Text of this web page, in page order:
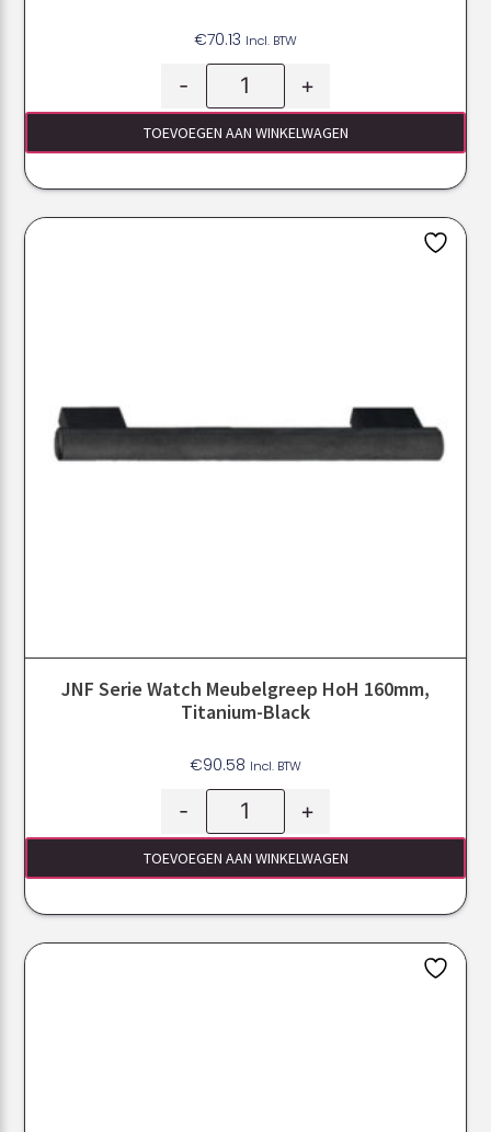
€70.13 Incl. BTW
- +
TOEVOEGEN AAN WINKELWAGEN
JNF Serie Watch Meubelgreep HoH 160mm,
Titanium-Black
€90.58 Incl. BTW
- +
TOEVOEGEN AAN WINKELWAGEN